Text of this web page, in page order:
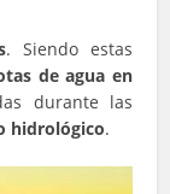
. Siendo estas
de agua en
durante las
hidrológico.